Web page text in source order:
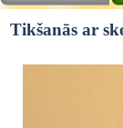
Tikšanās ar